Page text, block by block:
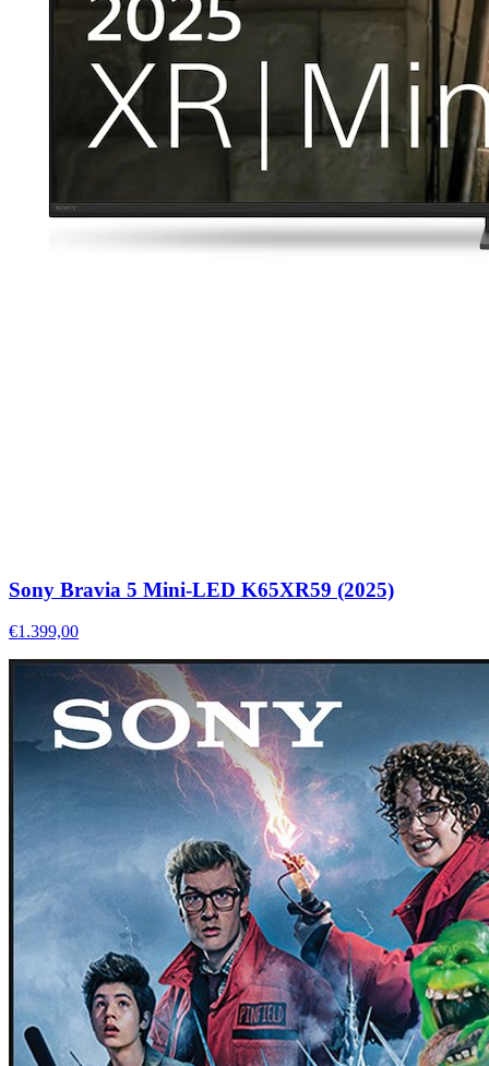
Sony Bravia 5 Mini-LED K65XR59 (2025)
€1.399,00